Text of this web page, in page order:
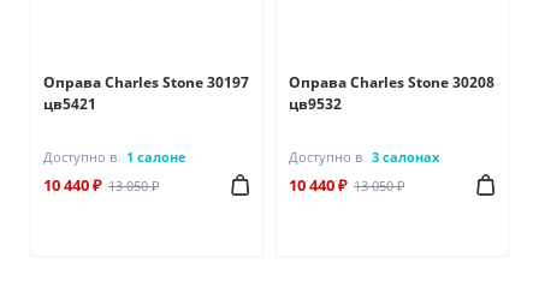
Оправа Charles Stone 30197
цв5421
Доступно в 1 салоне
10 440 ₽ 13 050 ₽
Оправа Charles Stone 30208
цв9532
Доступно в 3 салонах
10 440 ₽ 13 050 ₽